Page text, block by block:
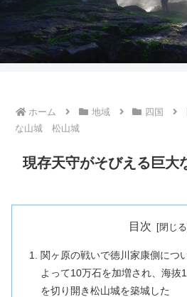
ホーム 地域 四国
な山城 松山城
現存天守がそびえる巨
目次
関ヶ原の戦いで徳川家康側につ
よって10万石を加増され、海抜
を切り開き松山城を築城した